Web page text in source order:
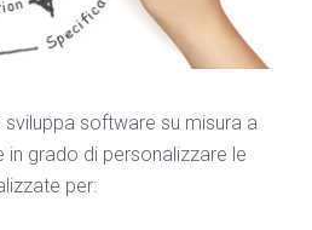
software su misura a
in grado di personalizzare le
per: